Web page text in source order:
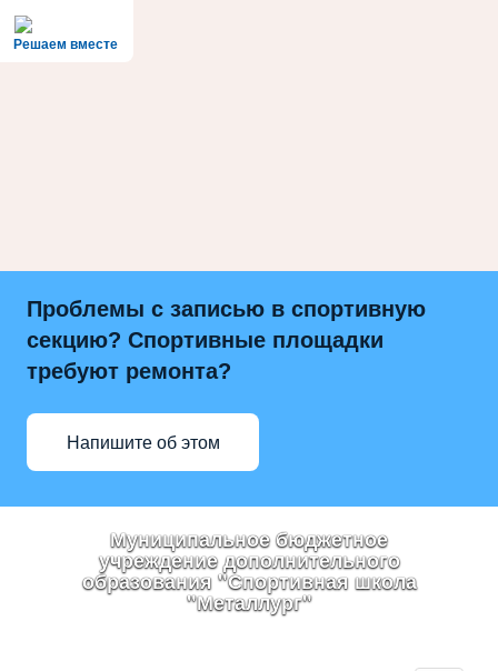
Решаем вместе
Проблемы с записью в спортивную
секцию? Спортивные площадки
требуют ремонта?
Напишите об этом
Муниципальное бюджетное
учреждение дополнительного
образования "Спортивная школа
"Металлург"